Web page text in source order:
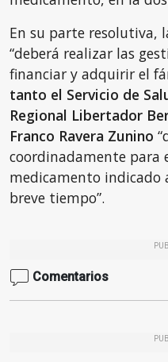
En su parte resolutiva,
“deberá realizar las
financiar y adquirir el
tanto el Servicio de
Regional Libertador
Franco Ravera Zunino
coordinadamente para
medicamento indicado
breve tiempo”.
Comentarios